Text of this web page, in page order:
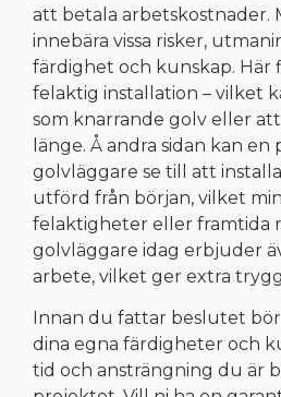
att betala arbetskostnader.
innebära vissa risker,
färdighet och kunskap. Här
felaktig installation – vilket
som knarrande golv eller
länge. Å andra sidan kan en
golvläggare se till att
utförd från början, vilket
felaktigheter eller framtida
golvläggare idag erbjuder
arbete, vilket ger extra
Innan du fattar beslutet
dina egna färdigheter och
tid och ansträngning du är